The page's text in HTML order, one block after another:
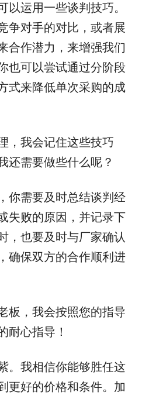
以运用一些谈判技巧。
争对手的对比，或者展
合作潜力，来增强我们
也可以尝试通过分阶段
式来降低单次采购的成
，我会记住这些技巧
还需要做些什么呢？
你需要及时总结谈判经
失败的原因，并记录下
，也要及时与厂家确认
确保双方的合作顺利进
板，我会按照您的指导
耐心指导！
。我相信你能够胜任这
更好的价格和条件。加